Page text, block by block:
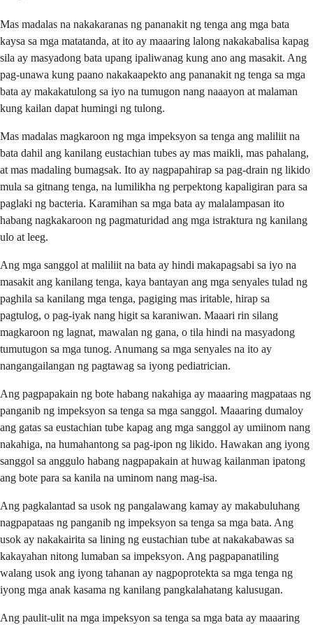
Mas madalas na nakakaranas ng pananakit ng tenga ang mga bata
kaysa sa mga matatanda, at ito ay maaaring lalong nakakabalisa kapag
sila ay masyadong bata upang ipaliwanag kung ano ang masakit. Ang
pag-unawa kung paano nakakaapekto ang pananakit ng tenga sa mga
bata ay makakatulong sa iyo na tumugon nang naaayon at malaman
kung kailan dapat humingi ng tulong.
Mas madalas magkaroon ng mga impeksyon sa tenga ang maliliit na
bata dahil ang kanilang eustachian tubes ay mas maikli, mas pahalang,
at mas madaling bumagsak. Ito ay nagpapahirap sa pag-drain ng likido
mula sa gitnang tenga, na lumilikha ng perpektong kapaligiran para sa
paglaki ng bacteria. Karamihan sa mga bata ay malalampasan ito
habang nagkakaroon ng pagmaturidad ang mga istraktura ng kanilang
ulo at leeg.
Ang mga sanggol at maliliit na bata ay hindi makapagsabi sa iyo na
masakit ang kanilang tenga, kaya bantayan ang mga senyales tulad ng
paghila sa kanilang mga tenga, pagiging mas iritable, hirap sa
pagtulog, o pag-iyak nang higit sa karaniwan. Maaari rin silang
magkaroon ng lagnat, mawalan ng gana, o tila hindi na masyadong
tumutugon sa mga tunog. Anumang sa mga senyales na ito ay
nangangailangan ng pagtawag sa iyong pediatrician.
Ang pagpapakain ng bote habang nakahiga ay maaaring magpataas ng
panganib ng impeksyon sa tenga sa mga sanggol. Maaaring dumaloy
ang gatas sa eustachian tube kapag ang mga sanggol ay umiinom nang
nakahiga, na humahantong sa pag-ipon ng likido. Hawakan ang iyong
sanggol sa anggulo habang nagpapakain at huwag kailanman ipatong
ang bote para sa kanila na uminom nang mag-isa.
Ang pagkalantad sa usok ng pangalawang kamay ay makabuluhang
nagpapataas ng panganib ng impeksyon sa tenga sa mga bata. Ang
usok ay nakakairita sa lining ng eustachian tube at nakakabawas sa
kakayahan nitong lumaban sa impeksyon. Ang pagpapanatiling
walang usok ang iyong tahanan ay nagpoprotekta sa mga tenga ng
iyong mga anak kasama ng kanilang pangkalahatang kalusugan.
Ang paulit-ulit na mga impeksyon sa tenga sa mga bata ay maaaring